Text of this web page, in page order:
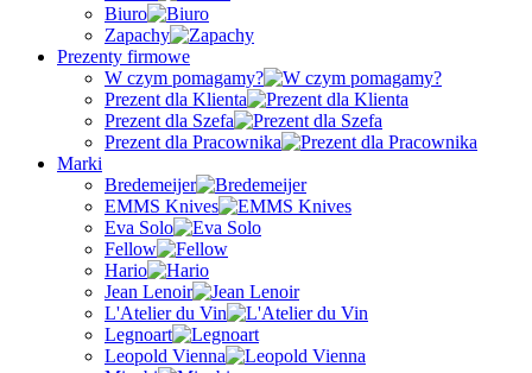
Biuro
Zapachy
Prezenty firmowe
W czym pomagamy?
Prezent dla Klienta
Prezent dla Szefa
Prezent dla Pracownika
Marki
Bredemeijer
EMMS Knives
Eva Solo
Fellow
Hario
Jean Lenoir
L'Atelier du Vin
Legnoart
Leopold Vienna